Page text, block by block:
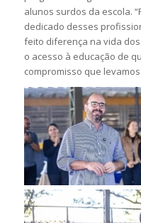
alunos surdos da escola.
dedicado desses
feito diferença na vida
o acesso à educação de
compromisso que